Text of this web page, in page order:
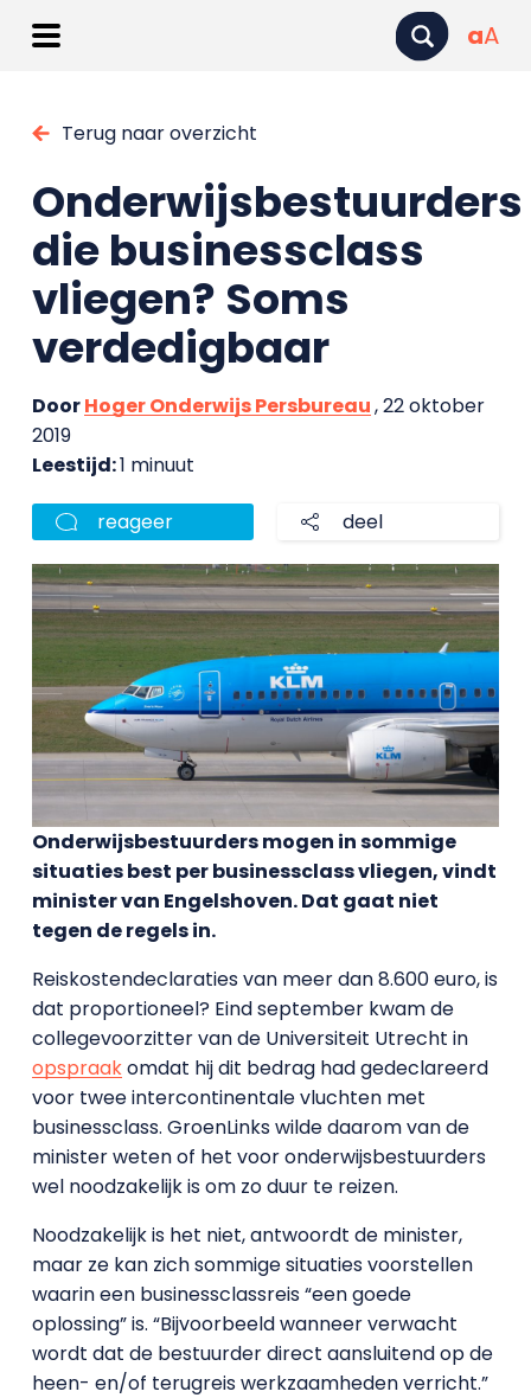
aA
Terug naar overzicht
Onderwijsbestuurders
die businessclass
vliegen? Soms
verdedigbaar
DoorHoger Onderwijs Persbureau, 22 oktober
2019
Leestijd:1 minuut
reageer deel
Onderwijsbestuurders mogen in sommige
situaties best per businessclass vliegen, vindt
minister van Engelshoven. Dat gaat niet
tegen de regels in.
Reiskostendeclaraties van meer dan 8.600 euro, is
dat proportioneel? Eind september kwam de
collegevoorzitter van de Universiteit Utrecht in
opspraakomdat hij dit bedrag had gedeclareerd
voor twee intercontinentale vluchten met
businessclass. GroenLinks wilde daarom van de
minister weten of het voor onderwijsbestuurders
wel noodzakelijk is om zo duur te reizen.
Noodzakelijk is het niet, antwoordt de minister,
maar ze kan zich sommige situaties voorstellen
waarin een businessclassreis “een goede
oplossing” is. “Bijvoorbeeld wanneer verwacht
wordt dat de bestuurder direct aansluitend op de
heen- en/of terugreis werkzaamheden verricht.”